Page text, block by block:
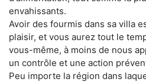
envahissants.
Avoir des fourmis dans sa villa
plaisir, et vous aurez tout le
vous-même, à moins de nous
un contrôle et une action
Peu importe la région dans